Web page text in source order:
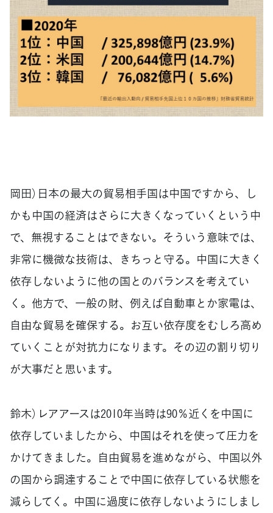
岡田）日本の最大の貿易相手国は中国ですから、し
かも中国の経済はさらに大きくなっていくという中
で、無視することはできない。そういう意味では、
非常に機微な技術は、きちっと守る。中国に大きく
依存しないように他の国とのバランスを考えてい
く。他方で、一般の財、例えば自動車とか家電は、
自由な貿易を確保する。お互い依存度をむしろ高め
ていくことが対抗力になります。その辺の割り切り
が大事だと思います。
鈴木）レアアースは2010年当時は90％近くを中国に
依存していましたから、中国はそれを使って圧力を
かけてきました。自由貿易を進めながら、中国以外
の国から調達することで中国に依存している状態を
減らしてく。中国に過度に依存しないようにしまし